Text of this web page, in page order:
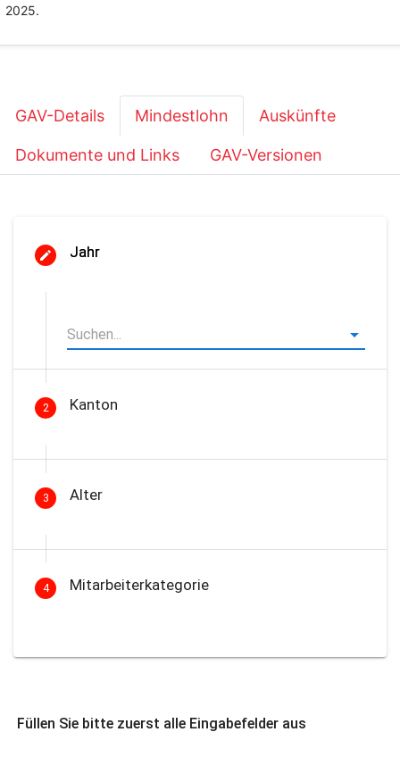
2025.
GAV-Details Mindestlohn Auskünfte
Dokumente und Links GAV-Versionen
Jahr
2 Kanton
3 Alter
4 Mitarbeiterkategorie
Füllen Sie bitte zuerst alle Eingabefelder aus